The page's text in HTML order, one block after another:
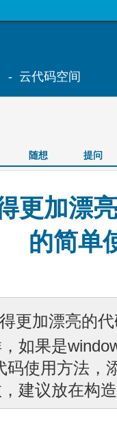
- 云代码空间
随想 提问
更加漂
的简单
更加漂亮的
如果是
码使用方法，
建议放在构